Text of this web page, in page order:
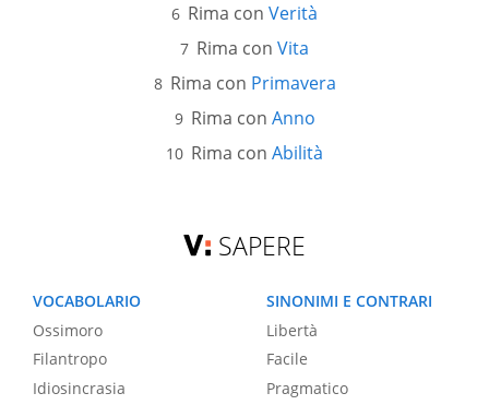
Rima con Verità
Rima con Vita
Rima con Primavera
Rima con Anno
Rima con Abilità
SAPERE
VOCABOLARIO
Ossimoro
Filantropo
Idiosincrasia
SINONIMI E CONTRARI
Libertà
Facile
Pragmatico